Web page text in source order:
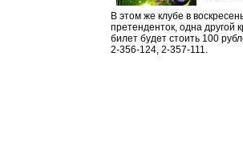
В этом же клубе в
претенденток, одна другой
билет будет стоить 100
2-356-124, 2-357-111.